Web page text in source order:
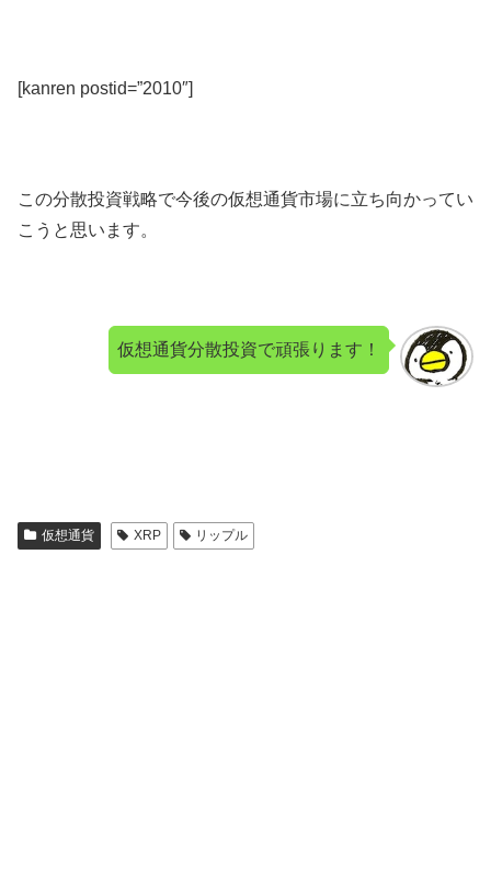
[kanren postid=”2010″]
この分散投資戦略で今後の仮想通貨市場に立ち向かってい
こうと思います。
仮想通貨分散投資で頑張ります！
仮想通貨 XRP リップル